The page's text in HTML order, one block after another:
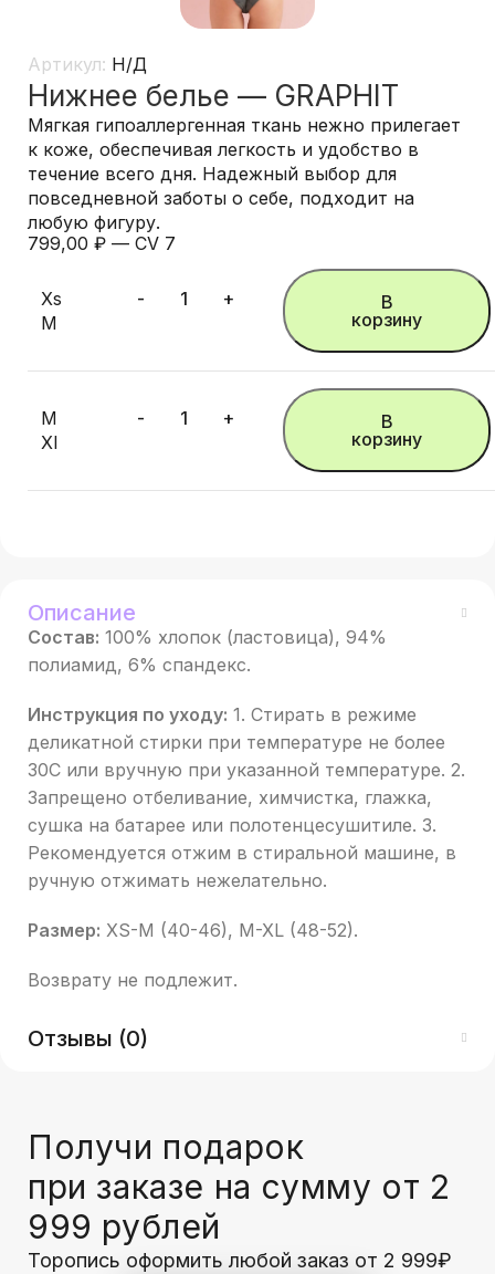
Артикул: Н/Д
Нижнее белье — GRAPHIT
Мягкая гипоаллергенная ткань нежно прилегает
к коже, обеспечивая легкость и удобство в
течение всего дня. Надежный выбор для
повседневной заботы о себе, подходит на
любую фигуру.
799,00₽ —CV 7
Xs
M
В
корзину
M
Xl
В
корзину
Описание
Состав: 100% хлопок (ластовица), 94%
полиамид, 6% спандекс.
Инструкция по уходу: 1. Стирать в режиме
деликатной стирки при температуре не более
30С или вручную при указанной температуре. 2.
Запрещено отбеливание, химчистка, глажка,
сушка на батарее или полотенцесушитиле. 3.
Рекомендуется отжим в стиральной машине, в
ручную отжимать нежелательно.
Размер: XS-M (40-46), M-XL (48-52).
Возврату не подлежит.
Отзывы (0)
Получи подарок
при заказе на сумму от 2
999 рублей
Торопись оформить любой заказ от 2 999₽